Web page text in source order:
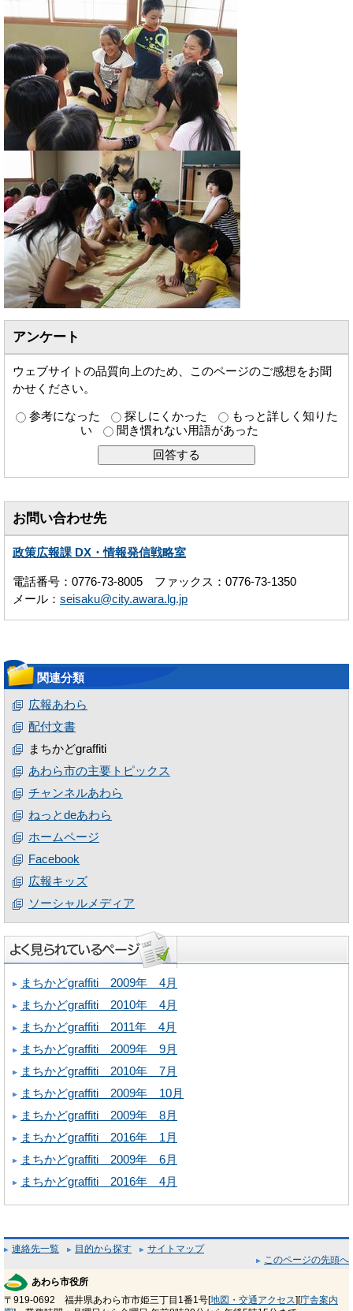
アンケート
ウェブサイトの品質向上のため、このページのご感想をお聞
かせください。
参考になった 探しにくかった
もっと詳しく知りた
い
聞き慣れない用語があった
お問い合わせ先
政策広報課 DX・情報発信戦略室
電話番号：0776-73-8005 ファックス：0776-73-1350
メール： seisaku@city.awara.lg.jp
関連分類
広報あわら
配付文書
まちかどgraffiti
あわら市の主要トピックス
チャンネルあわら
ねっとdeあわら
ホームページ
Facebook
広報キッズ
ソーシャルメディア
まちかどgraffiti 2009年 4月
まちかどgraffiti 2010年 4月
まちかどgraffiti 2011年 4月
まちかどgraffiti 2009年 9月
まちかどgraffiti 2010年 7月
まちかどgraffiti 2009年 10月
まちかどgraffiti 2009年 8月
まちかどgraffiti 2016年 1月
まちかどgraffiti 2009年 6月
まちかどgraffiti 2016年 4月
連絡先一覧 目的から探す
サイトマップ
このページの先頭へ
あわら市役所
〒919-0692 福井県あわら市市姫三丁目1番1号[地図・交通アクセス][庁舎案内